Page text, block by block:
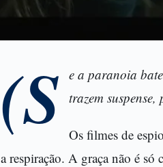
(S e a paranoia
trazem
Os filmes de
a respiração. A graça não é